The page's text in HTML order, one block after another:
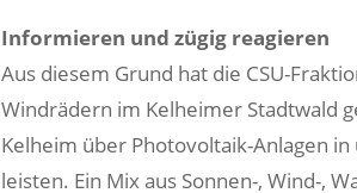
Informieren und zügig reagieren
Aus diesem Grund hat die CSU-
Windrädern im Kelheimer Stadtwald
Kelheim über Photovoltaik-Anlagen
leisten. Ein Mix aus Sonnen-, Wind-,